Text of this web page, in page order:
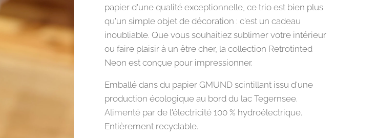
papier d'une qualité exceptionnelle, ce trio est bien plus
qu'un simple objet de décoration : c'est un cadeau
inoubliable. Que vous souhaitiez sublimer votre intérieur
ou faire plaisir à un être cher, la collection Retrotinted
Neon est conçue pour impressionner.
Emballé dans du papier GMUND scintillant issu d'une
production écologique au bord du lac Tegernsee.
Alimenté par de l'électricité 100 % hydroélectrique.
Entièrement recyclable.